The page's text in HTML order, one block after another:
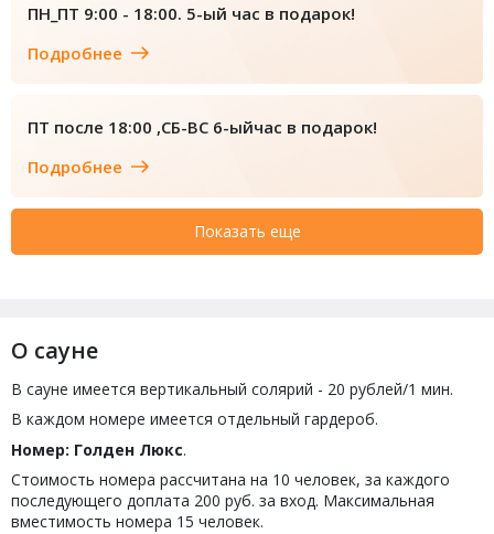
ПН_ПТ 9:00 - 18:00. 5-ый час в подарок!
Подробнее
ПТ после 18:00 ,СБ-ВС 6-ыйчас в подарок!
Подробнее
Показать еще
О сауне
В сауне имеется вертикальный солярий - 20 рублей/1 мин.
В каждом номере имеется отдельный гардероб.
Номер: Голден Люкс.
Стоимость номера рассчитана на 10 человек, за каждого
последующего доплата 200 руб. за вход. Максимальная
вместимость номера 15 человек.